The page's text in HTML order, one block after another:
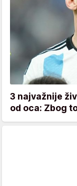
3 najvažnije
od oca: Zbog